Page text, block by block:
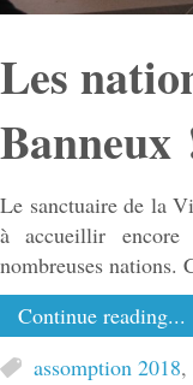
Les
Banneux
Le sanctuaire de la
à accueillir
nombreuses nations.
Continue reading...
assomption 2018,